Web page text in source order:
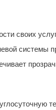
своих
системы